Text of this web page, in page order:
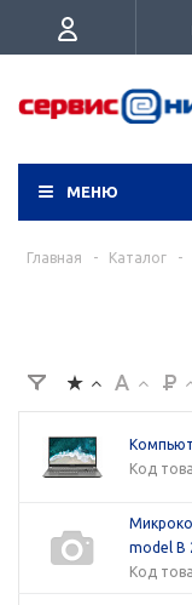
МЕНЮ
Главная - Каталог -
Код
model B
Код